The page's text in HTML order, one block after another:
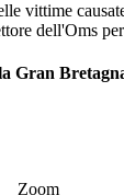
vittime
dell'Oms
Gran
Zoom